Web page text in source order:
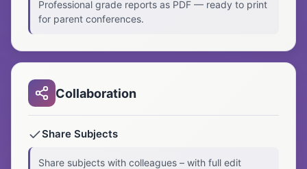
Professional grade reports as PDF — ready to print
for parent conferences.
Collaboration
Share Subjects
Share subjects with colleagues – with full edit